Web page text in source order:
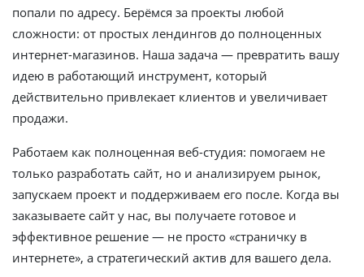
попали по адресу. Берёмся за проекты любой
сложности: от простых лендингов до полноценных
интернет-магазинов. Наша задача — превратить вашу
идею в работающий инструмент, который
действительно привлекает клиентов и увеличивает
продажи.
Работаем как полноценная веб-студия: помогаем не
только разработать сайт, но и анализируем рынок,
запускаем проект и поддерживаем его после. Когда вы
заказываете сайт у нас, вы получаете готовое и
эффективное решение — не просто «страничку в
интернете», а стратегический актив для вашего дела.